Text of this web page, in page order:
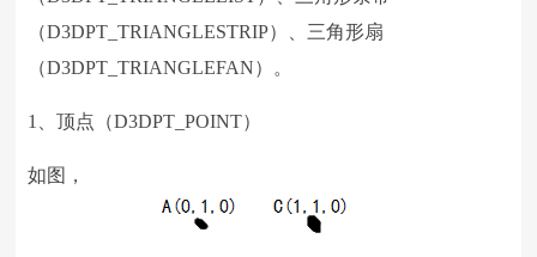
（D3DPT_TRIANGLESTRIP）、三角形扇
（D3DPT_TRIANGLEFAN）。
1、顶点（D3DPT_POINT）
如图，